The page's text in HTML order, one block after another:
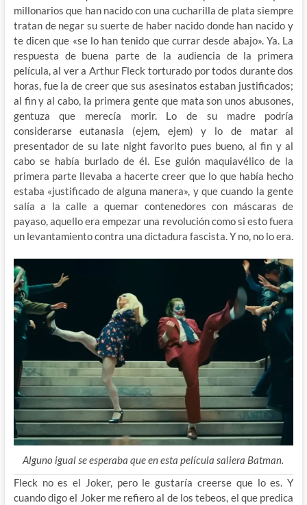
millonarios que han nacido con una cucharilla de plata siempre
tratan de negar su suerte de haber nacido donde han nacido y
te dicen que «se lo han tenido que currar desde abajo». Ya. La
respuesta de buena parte de la audiencia de la primera
película, al ver a Arthur Fleck torturado por todos durante dos
horas, fue la de creer que sus asesinatos estaban justificados;
al fin y al cabo, la primera gente que mata son unos abusones,
gentuza que merecía morir. Lo de su madre podría
considerarse eutanasia (ejem, ejem) y lo de matar al
presentador de su late night favorito pues bueno, al fin y al
cabo se había burlado de él. Ese guión maquiavélico de la
primera parte llevaba a hacerte creer que lo que había hecho
estaba «justificado de alguna manera», y que cuando la gente
salía a la calle a quemar contenedores con máscaras de
payaso, aquello era empezar una revolución como si esto fuera
un levantamiento contra una dictadura fascista. Y no, no lo era.
Alguno igual se esperaba que en esta película saliera Batman.
Fleck no es el Joker, pero le gustaría creerse que lo es. Y
cuando digo el Joker me refiero al de los tebeos, el que predica